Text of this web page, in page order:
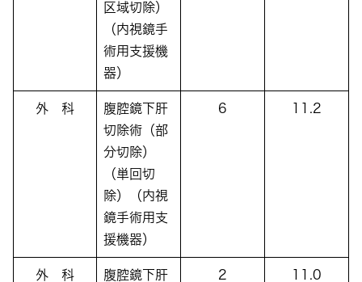
区域切除）
（内視鏡手
術用支援機
器）
外 科
腹腔鏡下肝
切除術（部
分切除）
（単回切
除）（内視
鏡手術用支
援機器）
6 11.2
外 科
腹腔鏡下肝
2 11.0